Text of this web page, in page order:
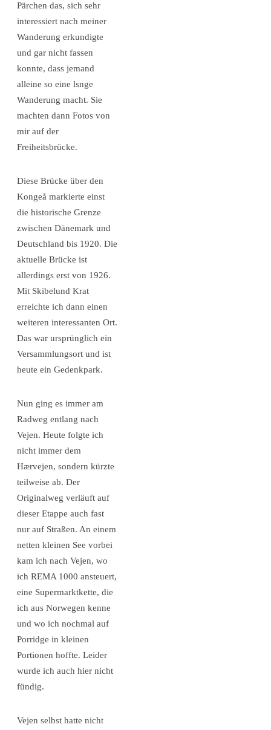
Pärchen das, sich sehr
interessiert nach meiner
Wanderung erkundigte
und gar nicht fassen
konnte, dass jemand
alleine so eine lsnge
Wanderung macht. Sie
machten dann Fotos von
mir auf der
Freiheitsbrücke.
Diese Brücke über den
Kongeå markierte einst
die historische Grenze
zwischen Dänemark und
Deutschland bis 1920. Die
aktuelle Brücke ist
allerdings erst von 1926.
Mit Skibelund Krat
erreichte ich dann einen
weiteren interessanten Ort.
Das war ursprünglich ein
Versammlungsort und ist
heute ein Gedenkpark.
Nun ging es immer am
Radweg entlang nach
Vejen. Heute folgte ich
nicht immer dem
Hærvejen, sondern kürzte
teilweise ab. Der
Originalweg verläuft auf
dieser Etappe auch fast
nur auf Straßen. An einem
netten kleinen See vorbei
kam ich nach Vejen, wo
ich REMA 1000 ansteuert,
eine Supermarktkette, die
ich aus Norwegen kenne
und wo ich nochmal auf
Porridge in kleinen
Portionen hoffte. Leider
wurde ich auch hier nicht
fündig.
Vejen selbst hatte nicht